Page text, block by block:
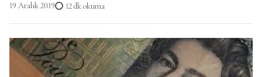
19 Aralık 2019 12 dk okuma